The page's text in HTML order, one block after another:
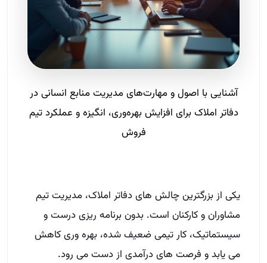
آشنایی با اصول و مهارت‌های مدیریت منابع انسانی در
دفاتر املاک برای افزایش بهره‌وری، انگیزه و عملکرد تیم
فروش
یکی از بزرگترین چالش‌ های دفاتر املاک، مدیریت تیم
مشاوران و کارکنان است. بدون برنامه‌ ریزی درست و
سیستماتیک، کار تیمی ضعیف شده، بهره‌ وری کاهش
می‌ یابد و فرصت‌ های درآمدی از دست می‌ رود.